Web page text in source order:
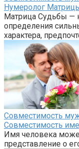
Нумеролог
Матрица Судьбы —
определения
характера,
Совместимость
Совместимость
Имя человека
представление о